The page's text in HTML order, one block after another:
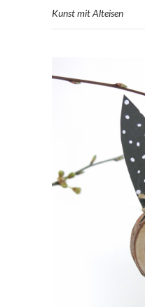
Kunst mit Alteisen